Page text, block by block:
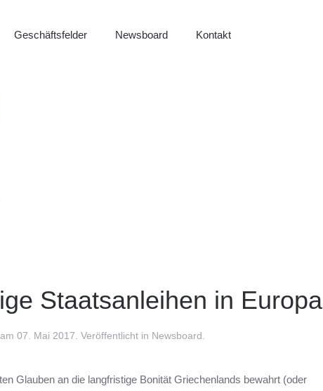
Geschäftsfelder Newsboard Kontakt
Staatsanleihen in Europa
07. Mai 2017 . Veröffentlicht in Newsboard
Glauben an die langfristige Bonität Griechenlands bewahrt (oder